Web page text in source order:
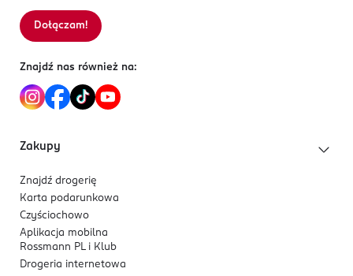
15-399 Białystok
5 903794 195691
Sortowanie wg
Dołączam!
Znajdź nas również na:
Zakupy
Znajdź drogerię
Karta podarunkowa
Czyściochowo
Aplikacja mobilna
Rossmann PL i Klub
Drogeria internetowa